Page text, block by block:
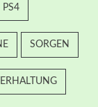
PS4
SORGEN